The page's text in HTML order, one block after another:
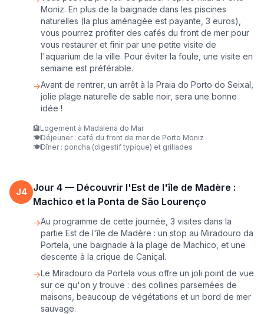
Moniz. En plus de la baignade dans les piscines
naturelles (la plus aménagée est payante, 3 euros),
vous pourrez profiter des cafés du front de mer pour
vous restaurer et finir par une petite visite de
l'aquarium de la ville. Pour éviter la foule, une visite en
semaine est préférable.
→Avant de rentrer, un arrêt à la Praia do Porto do Seixal,
jolie plage naturelle de sable noir, sera une bonne
idée !
🏨Logement à Madalena do Mar
🍽️Déjeuner : café du front de mer de Porto Moniz
🍽️Dîner : poncha (digestif typique) et grillades
J4 Jour 4 — Découvrir l'Est de l'île de Madère :
Machico et la Ponta de São Lourenço
→Au programme de cette journée, 3 visites dans la
partie Est de l'île de Madère : un stop au Miradouro da
Portela, une baignade à la plage de Machico, et une
descente à la crique de Caniçal.
→Le Miradouro da Portela vous offre un joli point de vue
sur ce qu'on y trouve : des collines parsemées de
maisons, beaucoup de végétations et un bord de mer
sauvage.